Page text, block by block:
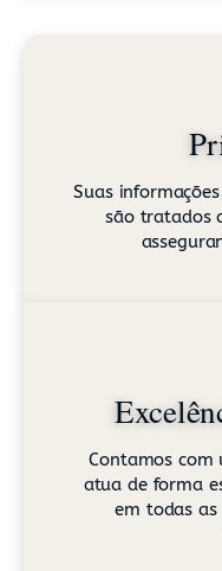
Suas
são tratados
Contamos com
atua de forma
em todas as